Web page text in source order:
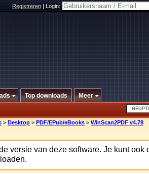
Registreren|Login:
Top downloads Meer
> Desktop > PDF/EPub/eBooks > WinScan2PDF v4.78
versie van deze software. Je kunt ook